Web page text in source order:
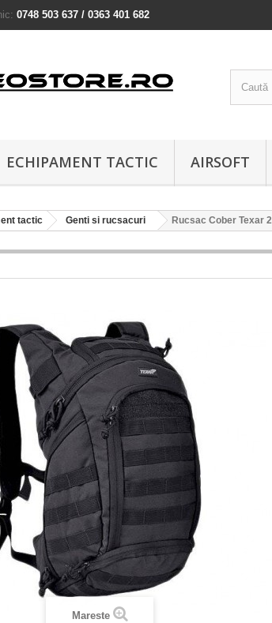
0748 503 637 / 0363 401 682
ECHIPAMENT TACTIC AIRSOFT
tactic Genti si rucsacuri Rucsac Cober Texar
Mareste